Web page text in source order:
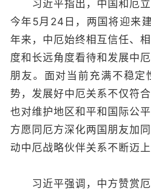
习近平指出，中国和厄立
今年5月24日，两国将迎来
年来，中厄始终相互信任、
度和长远角度看待和发展中
朋友。面对当前充满不稳定
势，发展好中厄关系不仅符
也对维护地区和平和国际公
方愿同厄方深化两国朋友加
动中厄战略伙伴关系不断迈上
习近平强调，中方赞赏厄